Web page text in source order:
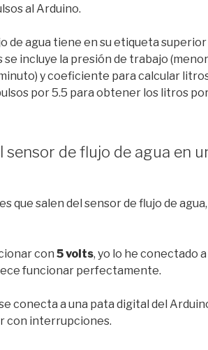
al Arduino.
de agua tiene en su etiqueta
incluye la presión de trabajo (menor
y coeficiente para calcular
por 5.5 para obtener los litros
sensor de flujo de agua en
que salen del sensor de flujo de
con5 volts, yo lo he conectado
funcionar perfectamente.
conecta a una pata digital del
con interrupciones.